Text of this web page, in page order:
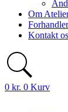
Om
Kontakt os
0 kr. 0 Kurv